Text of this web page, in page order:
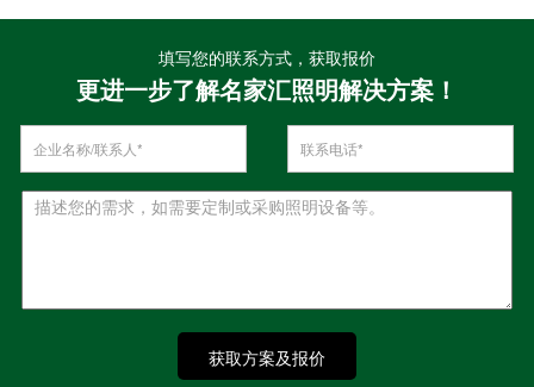
填写您的联系方式，获取报价
更进一步了解名家汇照明解决方案！
获取方案及报价